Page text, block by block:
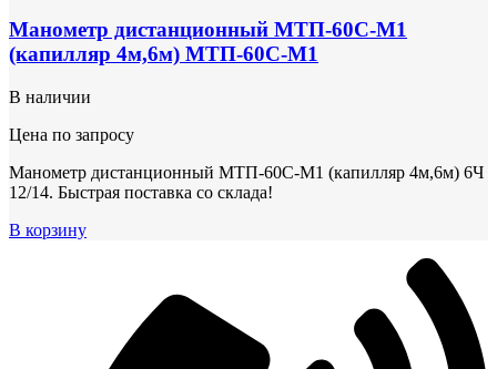
Манометр дистанционный МТП-60С-М1
(капилляр 4м,6м) МТП-60С-М1
В наличии
Цена по запросу
Манометр дистанционный МТП-60С-М1 (капилляр 4м,6м) 6Ч
12/14. Быстрая поставка со склада!
В корзину